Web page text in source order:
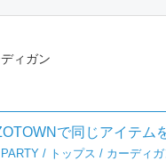
ィガン
で同じアイテム
/ トップス / カーディガ